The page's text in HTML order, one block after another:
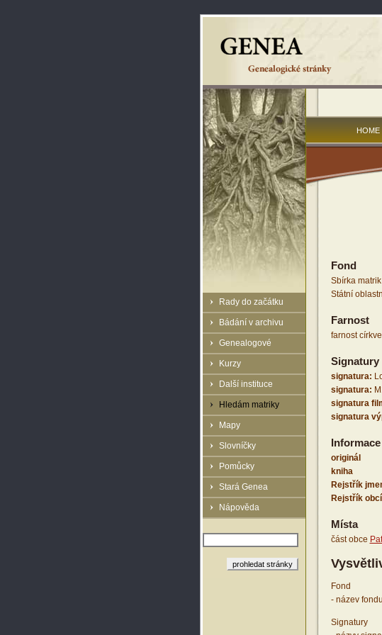
Rady do začátku
Bádání v archivu
Genealogové
Kurzy
Další instituce
Hledám matriky
Mapy
Slovníčky
Pomůcky
Stará Genea
Nápověda
HOME
Fond
Sbírka
Státní
Farnost
farnost
Signatury
signatura:
signatura:
signatura
signatura
Informace
originál
kniha
Rejstřík
Rejstřík obcí
Místa
část obce
Fond
- název
Signatury